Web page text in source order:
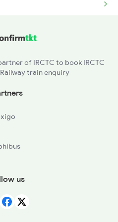
of IRCTC to book IRCTC
train enquiry
us